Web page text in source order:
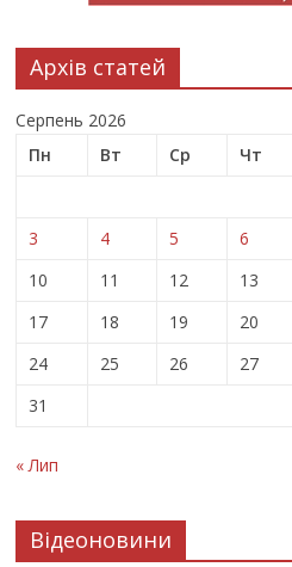
Архів статей
Серпень 2026
Пн
Вт Ср Чт
3
4 5 6
10
11 12 13
17
18 19 20
24
25 26 27
31
« Лип
Відеоновини